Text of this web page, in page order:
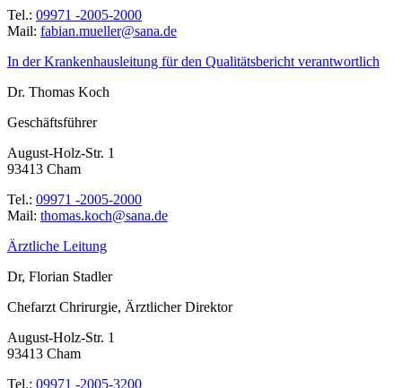
Tel.: 09971 -2005-2000
Mail: ed.anas@relleum.naibaf
In der Krankenhausleitung für den Qualitätsbericht verantwortlich
Dr. Thomas Koch
Geschäftsführer
August-Holz-Str. 1
93413 Cham
Tel.: 09971 -2005-2000
Mail: ed.anas@hcok.samoht
Ärztliche Leitung
Dr, Florian Stadler
Chefarzt Chrirurgie, Ärztlicher Direktor
August-Holz-Str. 1
93413 Cham
Tel.: 09971 -2005-3200